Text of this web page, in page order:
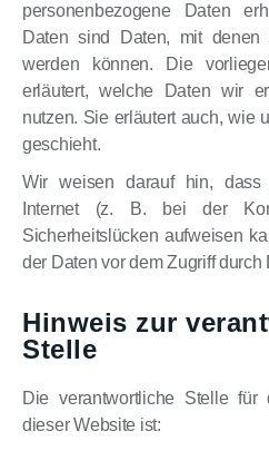
personenbezogene Daten
Daten sind Daten, mit denen
werden können. Die
erläutert, welche Daten wir
nutzen. Sie erläutert auch, wie
geschieht.
Wir weisen darauf hin, dass
Internet (z. B. bei der
Sicherheitslücken aufweisen
der Daten vor dem Zugriff durch
Hinweis zur
Stelle
Die verantwortliche Stelle für
dieser Website ist: